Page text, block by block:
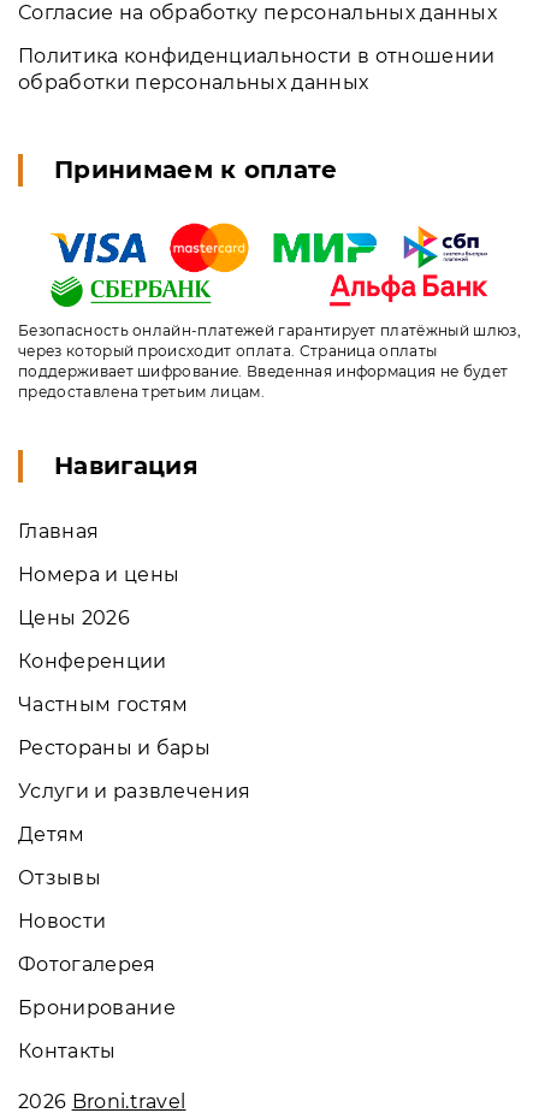
Согласие на обработку персональных данных
Политика конфиденциальности в отношении
обработки персональных данных
Принимаем к оплате
Безопасность онлайн-платежей гарантирует платёжный шлюз,
через который происходит оплата. Страница оплаты
поддерживает шифрование. Введенная информация не будет
предоставлена третьим лицам.
Навигация
Главная
Номера и цены
Цены 2026
Конференции
Частным гостям
Рестораны и бары
Услуги и развлечения
Детям
Отзывы
Новости
Фотогалерея
Бронирование
Контакты
2026 Broni.travel